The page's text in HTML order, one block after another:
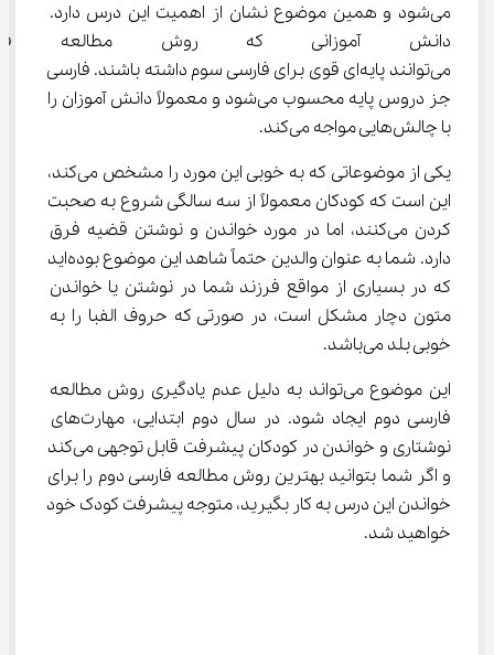
می‌شود و همین موضوع نشان از اهمیت این درس دارد.
دانش آموزانی که روش مطالعه
می‌توانند پایه‌ای قوی برای فارسی سوم داشته باشند. فارسی
جز دروس پایه محسوب می‌شود و معمولاً دانش آموزان را
با چالش‌هایی مواجه می‌کند.
یکی از موضوعاتی که به خوبی این مورد را مشخص می‌کند،
این است که کودکان معمولاً از سه سالگی شروع به صحبت
کردن می‌کنند، اما در مورد خواندن و نوشتن قضیه فرق
دارد. شما به عنوان والدین حتماً شاهد این موضوع بوده‌اید
که در بسیاری از مواقع فرزند شما در نوشتن یا خواندن
متون دچار مشکل است، در صورتی که حروف الفبا را به
خوبی بلد می‌باشد.
این موضوع می‌تواند به دلیل عدم یادگیری روش مطالعه
فارسی دوم ایجاد شود. در سال دوم ابتدایی، مهارت‌های
نوشتاری و خواندن در کودکان پیشرفت قابل توجهی می‌کند
و اگر شما بتوانید بهترین روش مطالعه فارسی دوم را برای
خواندن این درس به کار بگیرید، متوجه پیشرفت کودک خود
خواهید شد.